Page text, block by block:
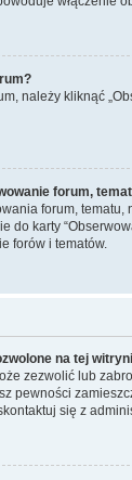
należy kliknąć
forum,
forum, tematu,
do karty
forów i tematów.
na tej
zezwolić lub
pewności
się z